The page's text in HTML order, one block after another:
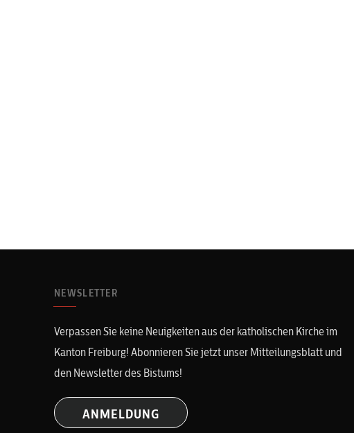
NEWSLETTER
Verpassen Sie keine Neuigkeiten aus der katholischen Kirche im
Kanton Freiburg! Abonnieren Sie jetzt unser Mitteilungsblatt und
den Newsletter des Bistums!
ANMELDUNG